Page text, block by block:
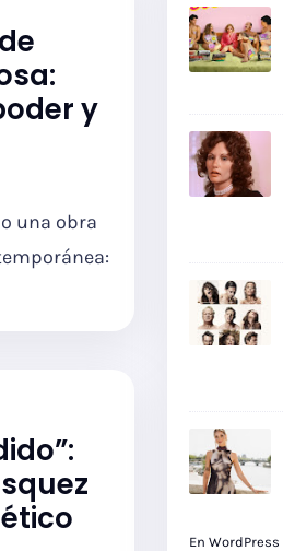
y
una obra
En WordPress